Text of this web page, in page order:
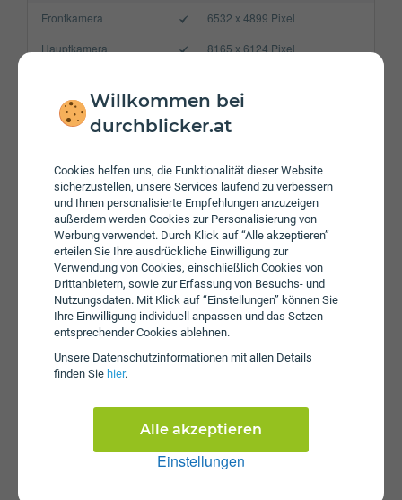
Willkommen bei
durchblicker.at
Cookies helfen uns, die Funktionalität dieser Website
sicherzustellen, unsere Services laufend zu verbessern
und Ihnen personalisierte Empfehlungen anzuzeigen
außerdem werden Cookies zur Personalisierung von
Werbung verwendet. Durch Klick auf “Alle akzeptieren”
erteilen Sie Ihre ausdrückliche Einwilligung zur
Verwendung von Cookies, einschließlich Cookies von
Drittanbietern, sowie zur Erfassung von Besuchs- und
Nutzungsdaten. Mit Klick auf “Einstellungen” können Sie
Ihre Einwilligung individuell anpassen und das Setzen
entsprechender Cookies ablehnen.
Unsere Daten­schutz­informationen mit allen Details
finden Sie hier.
Einstellungen
Alle akzeptieren
Frontkamera
6532 x 4899 Pixel
Hauptkamera
8165 x 6124 Pixel
Bluetooth
5.3
WLAN
a/​b/​g/​n/​ac/​ax/be
Gerät
Akku
4820 mAh
Speicherkarte
Betriebssystem
Android 13.0
Prozessor
Octa-Core
Arbeitsspeicher
12 GB
Größe (H x B x T)
162.9 x 74.6 x 8.4 mm